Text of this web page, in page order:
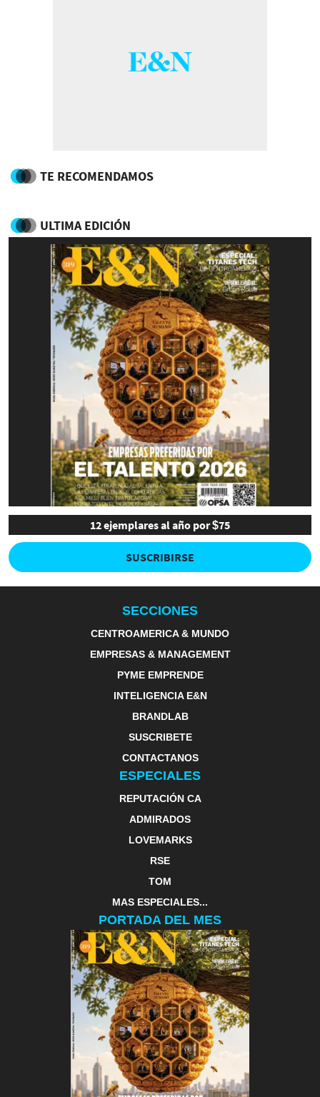
TE RECOMENDAMOS
ULTIMA EDICIÓN
12 ejemplares al año por $75
SUSCRIBIRSE
SECCIONES
CENTROAMERICA & MUNDO
EMPRESAS & MANAGEMENT
PYME EMPRENDE
INTELIGENCIA E&N
BRANDLAB
SUSCRIBETE
CONTACTANOS
ESPECIALES
REPUTACIÓN CA
ADMIRADOS
LOVEMARKS
RSE
TOM
MAS ESPECIALES...
PORTADA DEL MES